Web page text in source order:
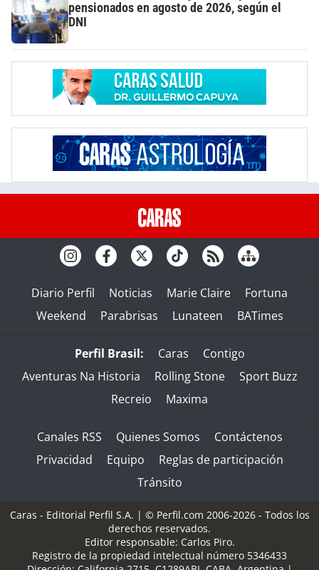
pensionados en agosto de 2026, según el
DNI
Diario Perfil Noticias Marie Claire
Fortuna
Weekend
Parabrisas Lunateen BATimes
Perfil Brasil: Caras
Contigo
Aventuras Na Historia
Rolling Stone
Sport Buzz
Recreio
Maxima
Canales RSS Quienes Somos
Contáctenos
Privacidad
Equipo
Reglas de participación
Tránsito
Caras - Editorial Perfil S.A. | © Perfil.com 2006-2026 - Todos los
derechos reservados.
Editor responsable: Carlos Piro.
Registro de la propiedad intelectual número 5346433